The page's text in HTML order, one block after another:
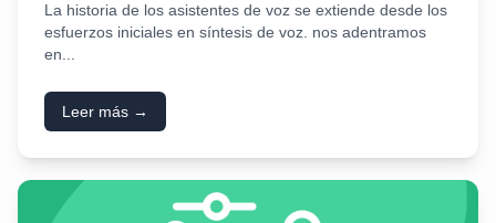
La historia de los asistentes de voz se extiende desde los
esfuerzos iniciales en síntesis de voz. nos adentramos
en...
Leer más →